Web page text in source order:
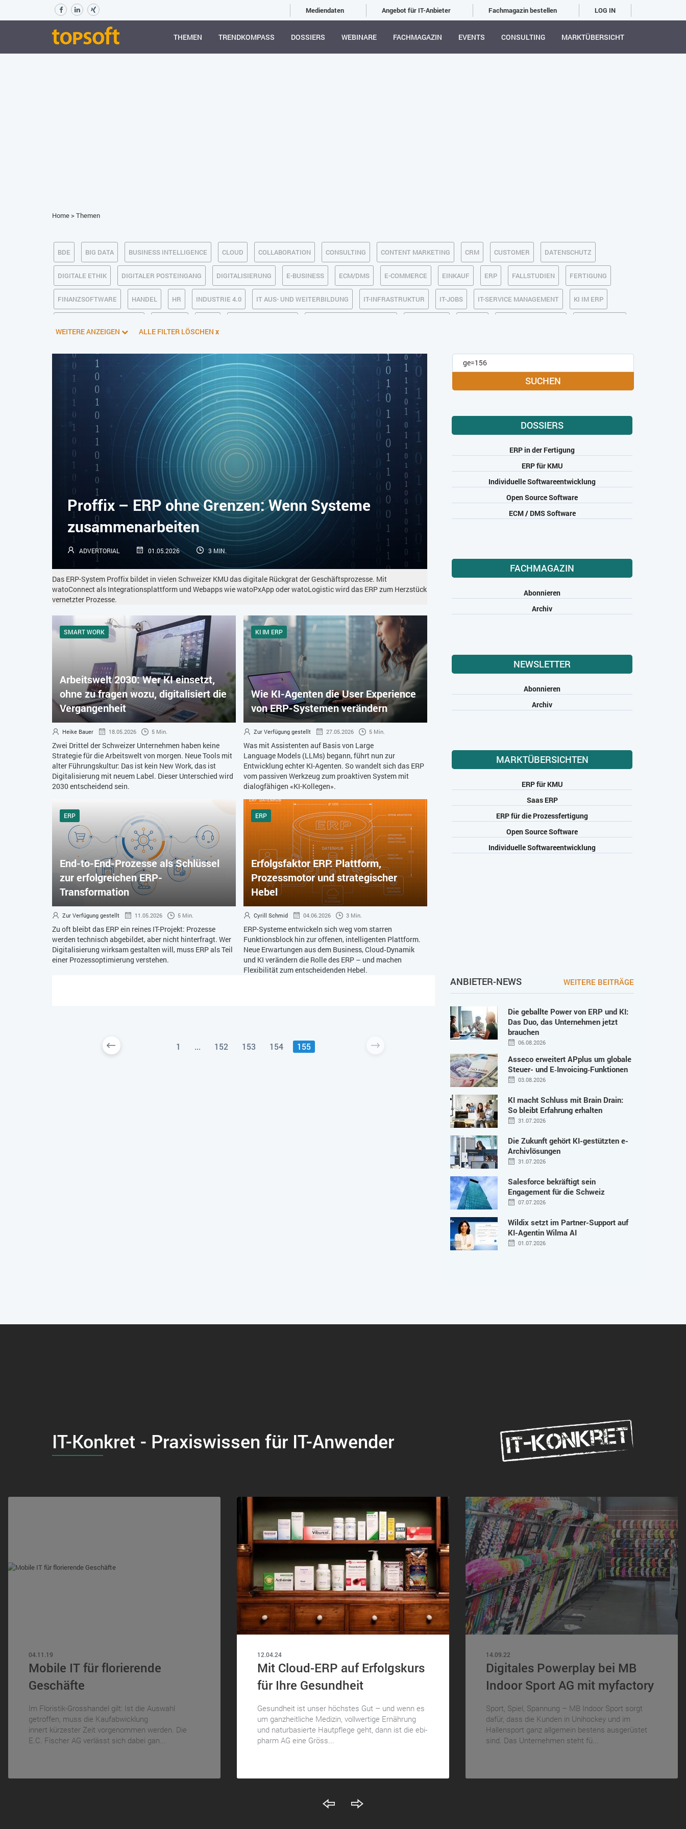
Mediendaten Angebot für IT-Anbieter Fachmagazin bestellen LOG IN
THEMEN TRENDKOMPASS DOSSIERS WEBINARE FACHMAGAZIN EVENTS CONSULTING MARKTÜBERSICHT
Home>Themen
BDE BIG DATA BUSINESS INTELLIGENCE CLOUD COLLABORATION CONSULTING CONTENT MARKETING CRM CUSTOMER DATENSCHUTZ
DIGITALE ETHIK DIGITALER POSTEINGANG DIGITALISIERUNG E-BUSINESS ECM/DMS E-COMMERCE EINKAUF ERP FALLSTUDIEN FERTIGUNG
FINANZSOFTWARE HANDEL HR INDUSTRIE 4.0 IT AUS- UND WEITERBILDUNG IT-INFRASTRUKTUR IT-JOBS IT-SERVICE MANAGEMENT KI IM ERP
SOFTWAREENTWICKLUNG SWONET TRANSPORTLOGISTIK / LAGER TRENDKOMPASS 2025 TRENDKOMPASS 2026
WEBDESIGN ZEITWIRTSCHAFT
WEITERE ANZEIGEN ALLE FILTER LÖSCHEN x
Proffix – ERP ohne Grenzen: Wenn Systeme
zusammenarbeiten
ADVERTORIAL 01.05.2026 3 MIN.
Das ERP-System Proffix bildet in vielen Schweizer KMU das digitale Rückgrat der Geschäftsprozesse. Mit
watoConnect als Integrationsplattform und Webapps wie watoPxApp oder watoLogistic wird das ERP zum Herzstück
vernetzter Prozesse.
SMART WORK
Arbeitswelt 2030: Wer KI einsetzt,
ohne zu fragen wozu, digitalisiert die
Vergangenheit
Heike Bauer 18.05.2026 5 Min.
Zwei Drittel der Schweizer Unternehmen haben keine
Strategie für die Arbeitswelt von morgen. Neue Tools mit
alter Führungskultur: Das ist kein New Work, das ist
Digitalisierung mit neuem Label. Dieser Unterschied wird
2030 entscheidend sein.
KI IM ERP
Wie KI-Agenten die User Experience
von ERP-Systemen verändern
Zur Verfügung gestellt 27.05.2026 5 Min.
Was mit Assistenten auf Basis von Large
Language Models (LLMs) begann, führt nun zur
Entwicklung echter KI-Agenten. So wandelt sich das ERP
vom passiven Werkzeug zum proaktiven System mit
dialogfähigen «KI-Kollegen».
ERP
End-to-End-Prozesse als Schlüssel
zur erfolgreichen ERP-
Transformation
Zur Verfügung gestellt 11.05.2026 5 Min.
Zu oft bleibt das ERP ein reines IT-Projekt: Prozesse
werden technisch abgebildet, aber nicht hinterfragt. Wer
Digitalisierung wirksam gestalten will, muss ERP als Teil
einer Prozessoptimierung verstehen.
ERP
Erfolgsfaktor ERP: Plattform,
Prozessmotor und strategischer
Hebel
Cyrill Schmid 04.06.2026 3 Min.
ERP-Systeme entwickeln sich weg vom starren
Funktionsblock hin zur offenen, intelligenten Plattform.
Neue Erwartungen aus dem Business, Cloud‑Dynamik
und KI verändern die Rolle des ERP – und machen
Flexibilität zum entscheidenden Hebel.
SUCHEN
DOSSIERS
ERP in der Fertigung
ERP für KMU
Individuelle Softwareentwicklung
Open Source Software
ECM / DMS Software
FACHMAGAZIN
Abonnieren
Archiv
NEWSLETTER
Abonnieren
Archiv
MARKTÜBERSICHTEN
ERP für KMU
Saas ERP
ERP für die Prozessfertigung
Open Source Software
Individuelle Softwareentwicklung
1 ... 152 153 154 155
ANBIETER-NEWS WEITERE BEITRÄGE
Die geballte Power von ERP und KI:
Das Duo, das Unternehmen jetzt
brauchen
06.08.2026
Asseco erweitert APplus um globale
Steuer- und E‑Invoicing‑Funktionen
03.08.2026
KI macht Schluss mit Brain Drain:
So bleibt Erfahrung erhalten
31.07.2026
Die Zukunft gehört KI-gestützten e-
Archivlösungen
31.07.2026
Salesforce bekräftigt sein
Engagement für die Schweiz
07.07.2026
Wildix setzt im Partner-Support auf
KI-Agentin Wilma AI
01.07.2026
IT-Konkret - Praxiswissen für IT-Anwender
04.11.19
Mobile IT für florierende
Geschäfte
Im Floristik-Grosshandel gilt: Ist die Auswahl
getroffen, muss die Kaufabwicklung
innert kürzester Zeit vorgenommen werden. Die
E.C. Fischer AG verlässt sich dabei gan...
12.04.24
Mit Cloud-ERP auf Erfolgskurs
für Ihre Gesundheit
Gesundheit ist unser höchstes Gut – und wenn es
um ganzheitliche Medizin, vollwertige Ernährung
und naturbasierte Hautpflege geht, dann ist die ebi-
pharm AG eine Gröss...
14.09.22
Digitales Powerplay bei MB
Indoor Sport AG mit myfactory
Sport, Spiel, Spannung – MB Indoor Sport sorgt
dafür, dass die Kunden in Unihockey und im
Hallensport ganz allgemein bestens ausgerüstet
sind. Das Unternehmen steht fü...